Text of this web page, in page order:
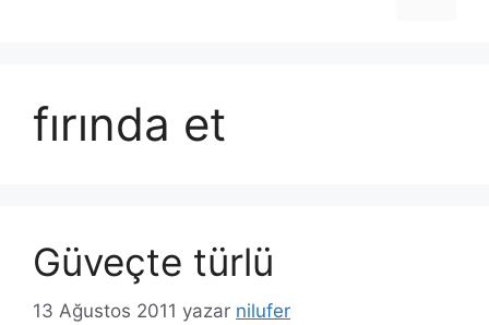
fırında et
Güveçte türlü
13 Ağustos 2011 yazar nilufer